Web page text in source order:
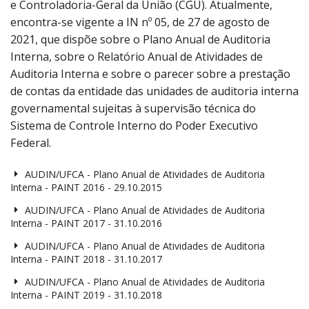
e Controladoria-Geral da União (CGU). Atualmente,
encontra-se vigente a IN nº 05, de 27 de agosto de
2021, que dispõe sobre o Plano Anual de Auditoria
Interna, sobre o Relatório Anual de Atividades de
Auditoria Interna e sobre o parecer sobre a prestação
de contas da entidade das unidades de auditoria interna
governamental sujeitas à supervisão técnica do
Sistema de Controle Interno do Poder Executivo
Federal.
AUDIN/UFCA - Plano Anual de Atividades de Auditoria
Interna - PAINT 2016 - 29.10.2015
AUDIN/UFCA - Plano Anual de Atividades de Auditoria
Interna - PAINT 2017 - 31.10.2016
AUDIN/UFCA - Plano Anual de Atividades de Auditoria
Interna - PAINT 2018 - 31.10.2017
AUDIN/UFCA - Plano Anual de Atividades de Auditoria
Interna - PAINT 2019 - 31.10.2018